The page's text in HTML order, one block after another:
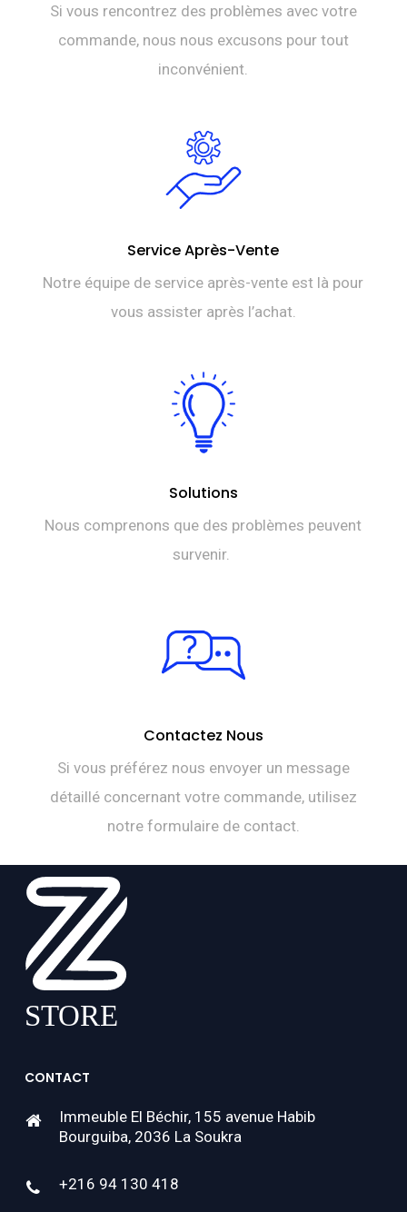
Si vous rencontrez des problèmes avec votre
commande, nous nous excusons pour tout
inconvénient.
Service Après-Vente
Notre équipe de service après-vente est là pour
vous assister après l’achat.
Solutions
Nous comprenons que des problèmes peuvent
survenir.
Contactez Nous
Si vous préférez nous envoyer un message
détaillé concernant votre commande, utilisez
notre formulaire de contact.
CONTACT
Immeuble El Béchir, 155 avenue Habib
Bourguiba, 2036 La Soukra
+216 94 130 418